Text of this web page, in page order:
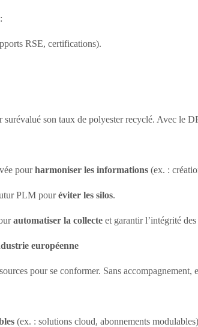
RSE, certifications).
son taux de polyester recyclé. Avec le
pourharmoniser les informations (ex. :
PLM pouréviter les silos.
automatiser la collecte et garantir l’intégrité des
européenne
pour se conformer. Sans accompagnement,
(ex. : solutions cloud, abonnements